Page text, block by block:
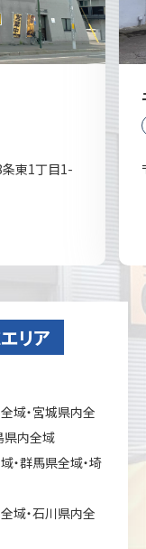
東1丁目1-
リア
域・宮城県内全
県内全域
・群馬県全域・埼
域・石川県内全